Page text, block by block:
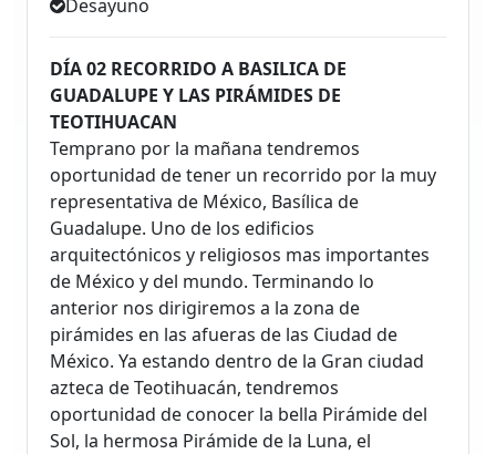
Desayuno
DÍA 02 RECORRIDO A BASILICA DE
GUADALUPE Y LAS PIRÁMIDES DE
TEOTIHUACAN
Temprano por la mañana tendremos
oportunidad de tener un recorrido por la muy
representativa de México, Basílica de
Guadalupe. Uno de los edificios
arquitectónicos y religiosos mas importantes
de México y del mundo. Terminando lo
anterior nos dirigiremos a la zona de
pirámides en las afueras de las Ciudad de
México. Ya estando dentro de la Gran ciudad
azteca de Teotihuacán, tendremos
oportunidad de conocer la bella Pirámide del
Sol, la hermosa Pirámide de la Luna, el